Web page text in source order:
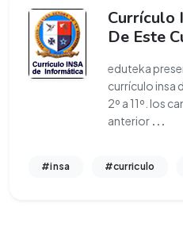
Currículo
De Este
eduteka
currículo insa
2º a 11º. los
anterior ...
#insa #curriculo